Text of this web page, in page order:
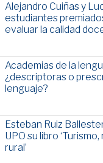
Alejandro Cuiñas y
estudiantes
evaluar la calidad
Academias de la
¿descriptoras o
lenguaje?
Esteban Ruiz
UPO su libro
rural’